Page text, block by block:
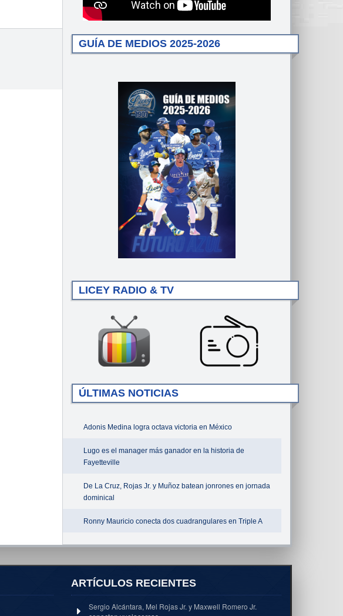
GUÍA DE MEDIOS 2025-2026
LICEY RADIO & TV
ÚLTIMAS NOTICIAS
Adonis Medina logra octava victoria en México
Lugo es el manager más ganador en la historia de
Fayetteville
De La Cruz, Rojas Jr. y Muñoz batean jonrones en jornada
dominical
Ronny Mauricio conecta dos cuadrangulares en Triple A
ARTÍCULOS RECIENTES
Sergio Alcántara, Mel Rojas Jr. y Maxwell Romero Jr.